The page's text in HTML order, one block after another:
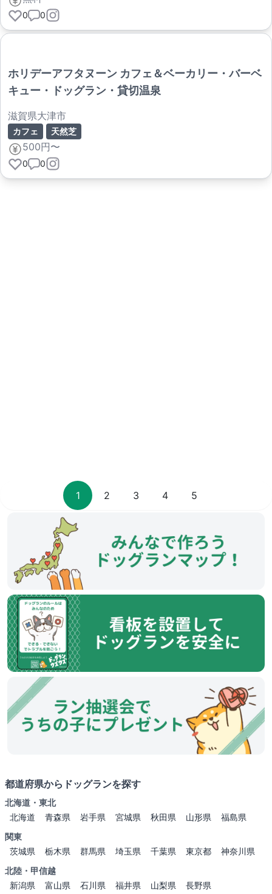
0 0
ホリデーアフタヌーン カフェ＆ベーカリー・バーベ
キュー・ドッグラン・貸切温泉
滋賀県大津市
カフェ 天然芝
500円〜
0 0
1 2 3 4 5
都道府県からドッグランを探す
北海道・東北
北海道
青森県 岩手県 宮城県 秋田県 山形県
福島県
関東
茨城県
栃木県 群馬県 埼玉県 千葉県 東京都
神奈川県
北陸・甲信越
新潟県
富山県 石川県 福井県 山梨県
長野県